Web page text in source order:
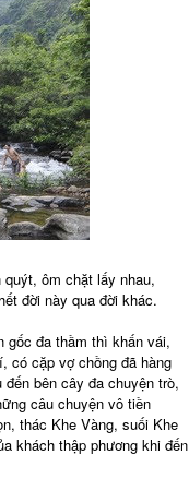
ôm chặt lấy nhau,
đời này qua đời khác.
gốc đa thầm thì khấn vái,
có cặp vợ chồng đã hàng
bên cây đa chuyện trò,
câu chuyện vô tiền
thác Khe Vàng, suối Khe
khách thập phương khi đến